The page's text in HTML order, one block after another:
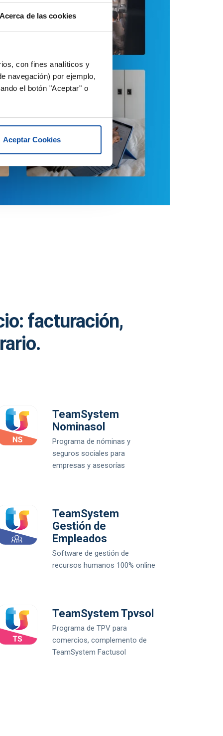
de las cookies
con fines analíticos y
navegación) por ejemplo,
el botón "Aceptar" o
Aceptar Cookies
facturación,
TeamSystem
Nominasol
Programa de nóminas y
seguros sociales para
empresas y asesorías
TeamSystem
Gestión de
Empleados
Software de gestión de
recursos humanos 100% online
TeamSystem Tpvsol
Programa de TPV para
comercios, complemento de
TeamSystem Factusol